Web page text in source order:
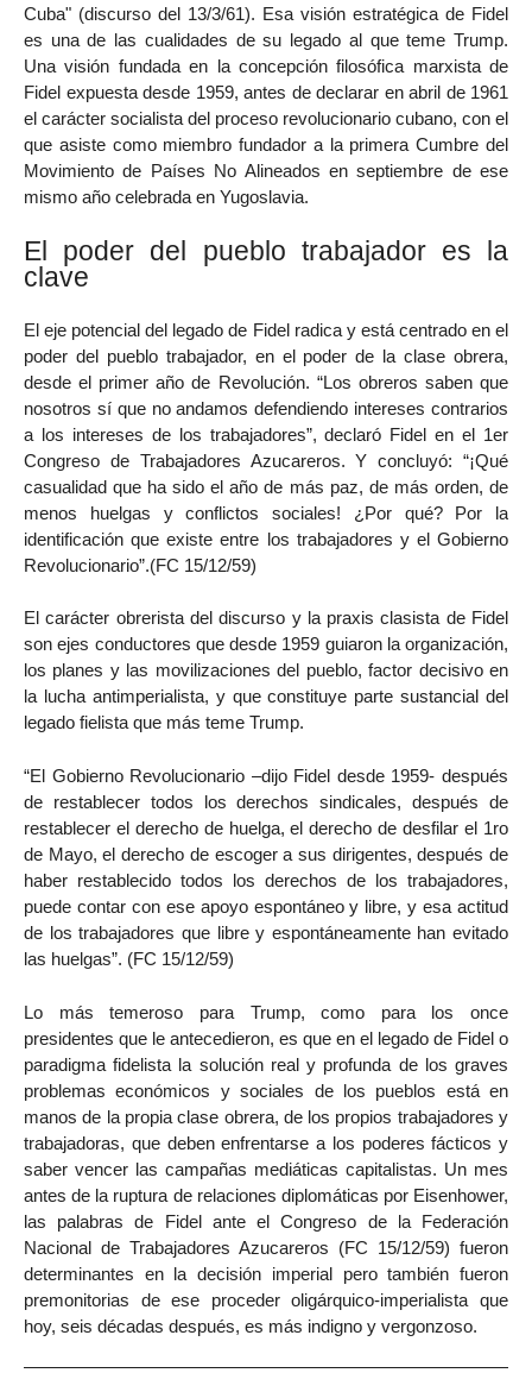
Cuba" (discurso del 13/3/61). Esa visión estratégica de Fidel
es una de las cualidades de su legado al que teme Trump.
Una visión fundada en la concepción filosófica marxista de
Fidel expuesta desde 1959, antes de declarar en abril de 1961
el carácter socialista del proceso revolucionario cubano, con el
que asiste como miembro fundador a la primera Cumbre del
Movimiento de Países No Alineados en septiembre de ese
mismo año celebrada en Yugoslavia.
El poder del pueblo trabajador es la
clave
El eje potencial del legado de Fidel radica y está centrado en el
poder del pueblo trabajador, en el poder de la clase obrera,
desde el primer año de Revolución. “Los obreros saben que
nosotros sí que no andamos defendiendo intereses contrarios
a los intereses de los trabajadores”, declaró Fidel en el 1er
Congreso de Trabajadores Azucareros. Y concluyó: “¡Qué
casualidad que ha sido el año de más paz, de más orden, de
menos huelgas y conflictos sociales! ¿Por qué? Por la
identificación que existe entre los trabajadores y el Gobierno
Revolucionario”.(FC 15/12/59)
El carácter obrerista del discurso y la praxis clasista de Fidel
son ejes conductores que desde 1959 guiaron la organización,
los planes y las movilizaciones del pueblo, factor decisivo en
la lucha antimperialista, y que constituye parte sustancial del
legado fielista que más teme Trump.
“El Gobierno Revolucionario –dijo Fidel desde 1959- después
de restablecer todos los derechos sindicales, después de
restablecer el derecho de huelga, el derecho de desfilar el 1ro
de Mayo, el derecho de escoger a sus dirigentes, después de
haber restablecido todos los derechos de los trabajadores,
puede contar con ese apoyo espontáneo y libre, y esa actitud
de los trabajadores que libre y espontáneamente han evitado
las huelgas”. (FC 15/12/59)
Lo más temeroso para Trump, como para los once
presidentes que le antecedieron, es que en el legado de Fidel o
paradigma fidelista la solución real y profunda de los graves
problemas económicos y sociales de los pueblos está en
manos de la propia clase obrera, de los propios trabajadores y
trabajadoras, que deben enfrentarse a los poderes fácticos y
saber vencer las campañas mediáticas capitalistas. Un mes
antes de la ruptura de relaciones diplomáticas por Eisenhower,
las palabras de Fidel ante el Congreso de la Federación
Nacional de Trabajadores Azucareros (FC 15/12/59) fueron
determinantes en la decisión imperial pero también fueron
premonitorias de ese proceder oligárquico-imperialista que
hoy, seis décadas después, es más indigno y vergonzoso.